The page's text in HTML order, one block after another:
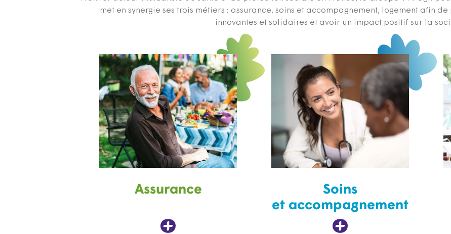
met en synergie ses trois métiers : assurance, soins et accompagnement, logement afin
innovantes et solidaires et avoir un impact positif sur la
Assurance
Soins
et accompagnement